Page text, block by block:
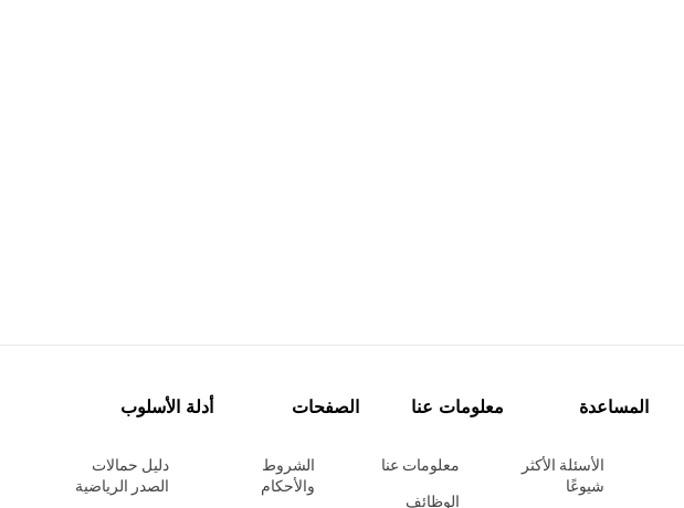
المساعدة
الأسئلة الأكثر
شيوعًا
معلومات عنا
معلومات عنا
الوظائف
الصفحات
الشروط
والأحكام
أدلة الأسلوب
دليل حمالات
الصدر الرياضية